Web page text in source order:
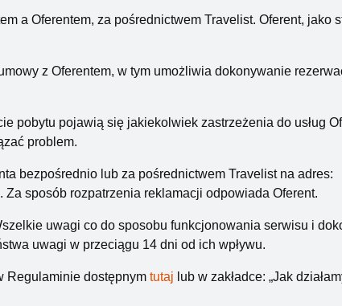
– monumentalnej rzeźby Władysława Hasiora, z
i Złotą Uliczkę. Z kolei Muzeum Oręża Polskiego to coś
sobie nawet pojeździć czołgiem albo amfibią.
choć przez chwilę posmakować uroków
a Oferentem, za pośrednictwem Travelist. Oferent, jako
z Oferentem, w tym umożliwia dokonywanie
pobytu pojawią się jakiekolwiek zastrzeżenia do usług
problem.
bezpośrednio lub za pośrednictwem Travelist na adres:
sposób rozpatrzenia reklamacji odpowiada Oferent.
uwagi co do sposobu funkcjonowania serwisu i
uwagi w przeciągu 14 dni od ich wpływu.
Regulaminie dostępnym tutaj lub w zakładce: „Jak